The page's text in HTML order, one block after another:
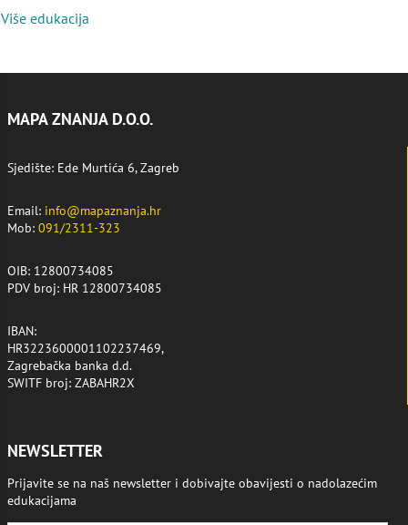
Više edukacija
MAPA ZNANJA D.O.O.
Sjedište: Ede Murtića 6, Zagreb
Email: info@mapaznanja.hr
Mob: 091/2311-323
OIB: 12800734085
PDV broj: HR 12800734085
IBAN:
HR3223600001102237469,
Zagrebačka banka d.d.
SWITF broj: ZABAHR2X
NEWSLETTER
Prijavite se na naš newsletter i dobivajte obavijesti o nadolazećim
edukacijama